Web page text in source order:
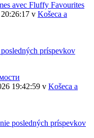
avec Fluffy Favourites
v Košeca a
19:42:59 v Košeca a